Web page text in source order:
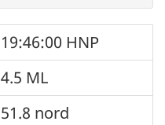
19:46:00 HNP
4.5 ML
51.8 nord